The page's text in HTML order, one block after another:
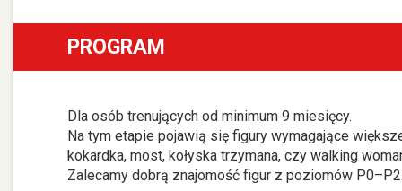
PROGRAM
Dla osób trenujących od minimum 9 miesięcy.
Na tym etapie pojawią się figury wymagające
kokardka, most, kołyska trzymana, czy walking
Zalecamy dobrą znajomość figur z poziomów